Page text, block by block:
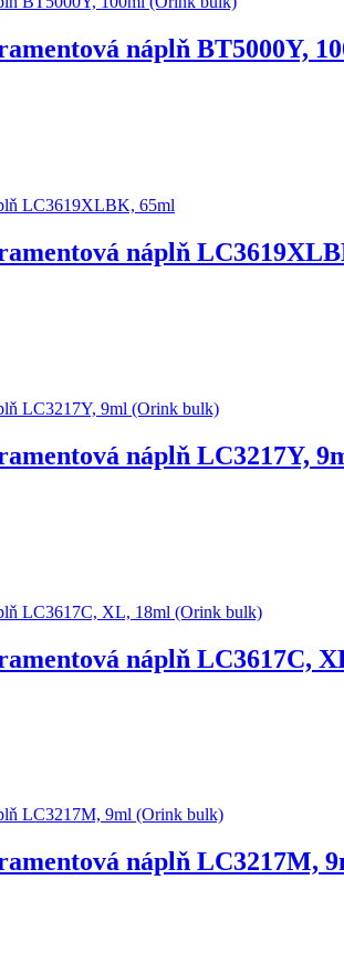
náplň BT5000Y,
náplň
náplň LC3217Y,
náplň LC3617C,
náplň LC3217M,